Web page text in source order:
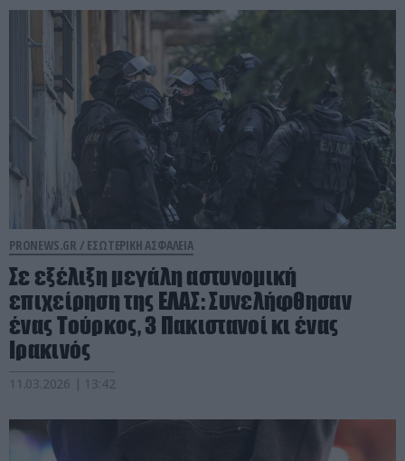
PRONEWS.GR / ΕΣΩΤΕΡΙΚΗ ΑΣΦΑΛΕΙΑ
Σε εξέλιξη μεγάλη αστυνομική
επιχείρηση της ΕΛΑΣ: Συνελήφθησαν
ένας Τούρκος, 3 Πακιστανοί κι ένας
Ιρακινός
11.03.2026 | 13:42